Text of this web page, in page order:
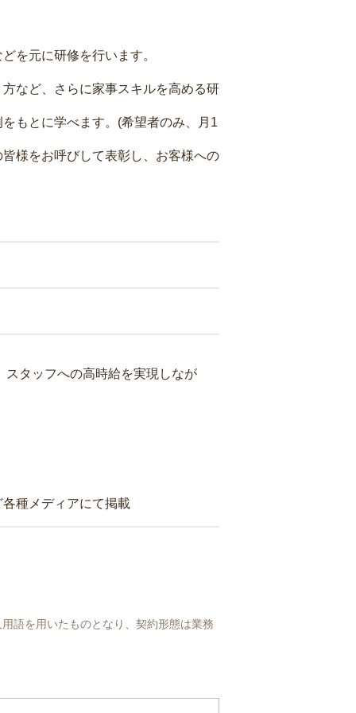
を元に研修を行います。
など、さらに家事スキルを高める研
もとに学べます。(希望者のみ、月1
様をお呼びして表彰し、お客様への
タッフへの高時給を実現しなが
種メディアにて掲載
語を用いたものとなり、契約形態は業務